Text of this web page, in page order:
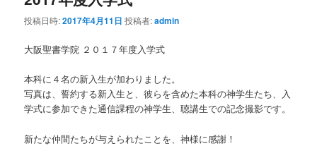
投稿日時:2017年4月11日 投稿者:admin
大阪聖書学院 ２０１７年度入学式
本科に４名の新入生が加わりました。
写真は、誓約する新入生と、彼らを含めた本科の神学生たち、入
学式に参加できた通信課程の神学生、聴講生での記念撮影です。
新たな仲間たちが与えられたことを、神様に感謝！